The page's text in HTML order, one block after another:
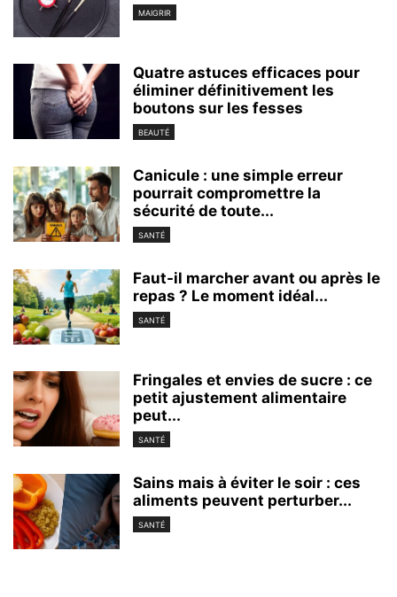
MAIGRIR
Quatre astuces efficaces pour
éliminer définitivement les
boutons sur les fesses
BEAUTÉ
Canicule : une simple erreur
pourrait compromettre la
sécurité de toute...
SANTÉ
Faut-il marcher avant ou après le
repas ? Le moment idéal...
SANTÉ
Fringales et envies de sucre : ce
petit ajustement alimentaire
peut...
SANTÉ
Sains mais à éviter le soir : ces
aliments peuvent perturber...
SANTÉ